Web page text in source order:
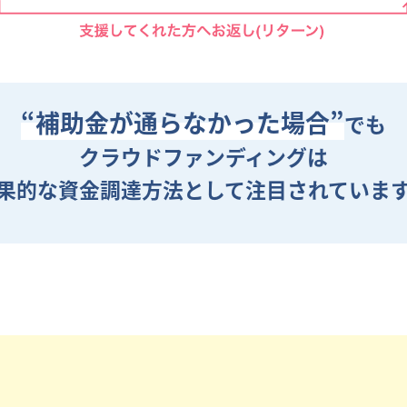
“補助金が通らなかった場合”でも
クラウドファンディングは
的な資金調達方法として注目されていま